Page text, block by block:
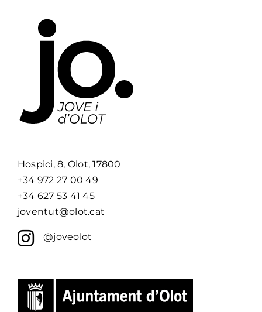
Hospici, 8, Olot, 17800
+34 972 27 00 49
+34 627 53 41 45
joventut@olot.cat
@joveolot